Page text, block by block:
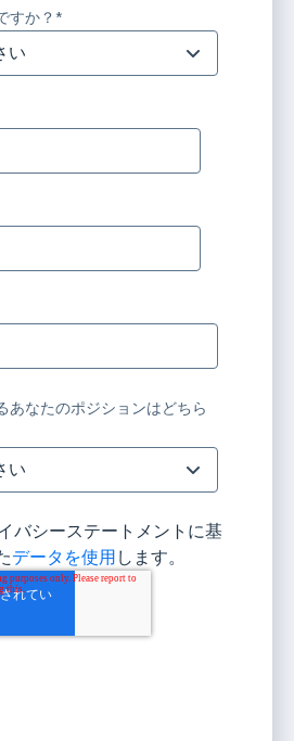
すか？ *
あなたのポジションはどちら
バシーステートメントに基
データを使用 します。